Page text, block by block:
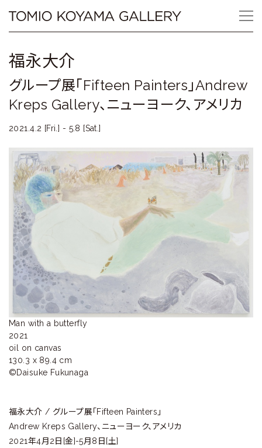
content
Tomio
Gallery
小
登
美
夫
ギ
ャ
ラ
リ
ー
福永大介
グループ展「Fifteen Painters」Andrew
Kreps Gallery、ニューヨーク、アメリカ
2021.4.2 [Fri.] - 5.8 [Sat.]
Man with a butterfly
2021
oil on canvas
130.3 x 89.4 cm
©️Daisuke Fukunaga
福永大介 / グループ展「Fifteen Painters」
Andrew Kreps Gallery、ニューヨーク、アメリカ
2021年4月2日[金]-5月8日[土]